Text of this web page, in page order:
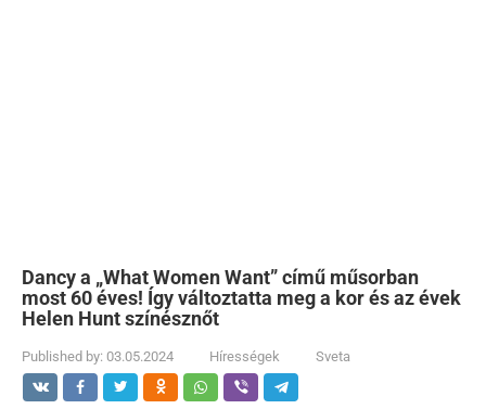
Dancy a „What Women Want” című műsorban
most 60 éves! Így változtatta meg a kor és az évek
Helen Hunt színésznőt
Published by: 03.05.2024 Hírességek Sveta